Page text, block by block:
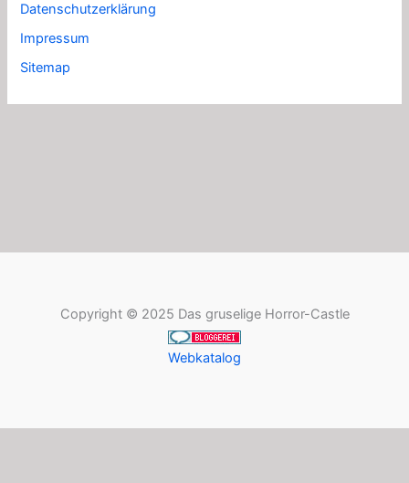
Datenschutzerklärung
Impressum
Sitemap
Copyright © 2025 Das gruselige Horror-Castle
Webkatalog